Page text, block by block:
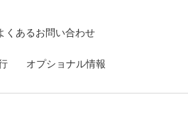
くあるお問い合わせ
オプショナル情報